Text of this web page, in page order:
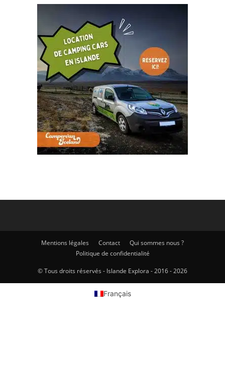
Mentions légales Contact
Qui sommes nous ?
Politique de confidentialité
© Tous droits réservés - Islande Explora - 2016 - 2026
Français